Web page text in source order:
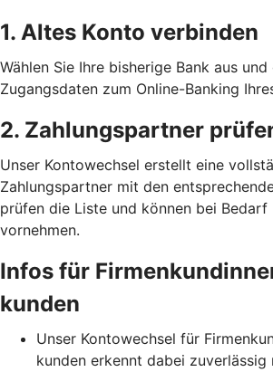
1. Altes Konto verbinden
Wählen Sie Ihre bisherige Bank aus
Zugangsdaten zum Online-Banking
2. Zahlungspartner
Unser Kontowechsel erstellt eine
Zahlungspartner mit den
prüfen die Liste und können bei Bedarf
vornehmen.
Infos für
kunden
Unser Kontowechsel für
kunden erkennt dabei zuverlässig